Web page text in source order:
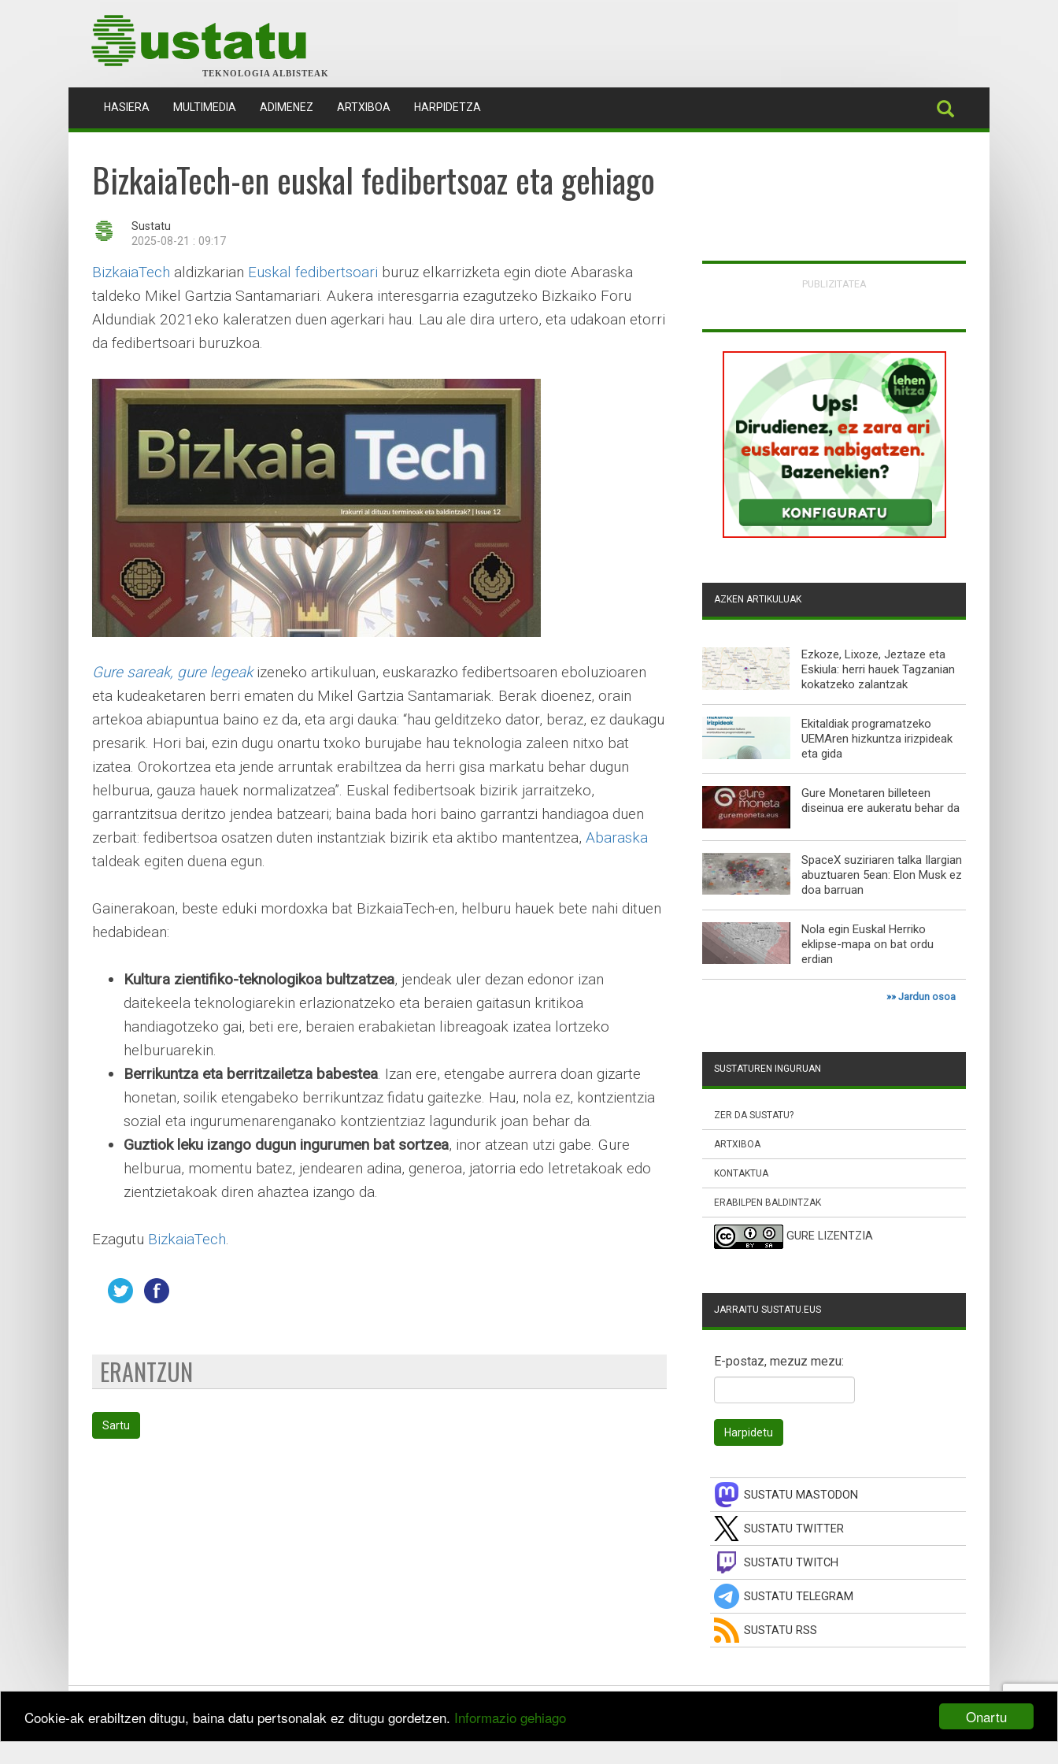
Onartu
Cookie-ak erabiltzen ditugu, baina datu pertsonalak ez ditugu gordetzen. Informazio gehiago
TEKNOLOGIA ALBISTEAK
HASIERA (CURRENT)
MULTIMEDIA ADIMENEZ ARTXIBOA HARPIDETZA
BizkaiaTech-en euskal fedibertsoaz eta gehiago
Sustatu
2025-08-21 : 09:17
BizkaiaTech aldizkarian Euskal fedibertsoari buruz elkarrizketa egin diote Abaraska
taldeko Mikel Gartzia Santamariari. Aukera interesgarria ezagutzeko Bizkaiko Foru
Aldundiak 2021eko kaleratzen duen agerkari hau. Lau ale dira urtero, eta udakoan etorri
da fedibertsoari buruzkoa.
Gure sareak, gure legeakizeneko artikuluan, euskarazko fedibertsoaren eboluzioaren
eta kudeaketaren berri ematen du Mikel Gartzia Santamariak. Berak dioenez, orain
artekoa abiapuntua baino ez da, eta argi dauka: “hau gelditzeko dator, beraz, ez daukagu
presarik. Hori bai, ezin dugu onartu txoko burujabe hau teknologia zaleen nitxo bat
izatea. Orokortzea eta jende arruntak erabiltzea da herri gisa markatu behar dugun
helburua, gauza hauek normalizatzea”. Euskal fedibertsoak bizirik jarraitzeko,
garrantzitsua deritzo jendea batzeari; baina bada hori baino garrantzi handiagoa duen
zerbait: fedibertsoa osatzen duten instantziak bizirik eta aktibo mantentzea, Abaraska
taldeak egiten duena egun.
Gainerakoan, beste eduki mordoxka bat BizkaiaTech-en, helburu hauek bete nahi dituen
hedabidean:
Kultura zientifiko-teknologikoa bultzatzea, jendeak uler dezan edonor izan
daitekeela teknologiarekin erlazionatzeko eta beraien gaitasun kritikoa
handiagotzeko gai, beti ere, beraien erabakietan libreagoak izatea lortzeko
helburuarekin.
Berrikuntza eta berritzailetza babestea. Izan ere, etengabe aurrera doan gizarte
honetan, soilik etengabeko berrikuntzaz fidatu gaitezke. Hau, nola ez, kontzientzia
sozial eta ingurumenarenganako kontzientziaz lagundurik joan behar da.
Guztiok leku izango dugun ingurumen bat sortzea, inor atzean utzi gabe. Gure
helburua, momentu batez, jendearen adina, generoa, jatorria edo letretakoak edo
zientzietakoak diren ahaztea izango da.
Ezagutu BizkaiaTech.
ERANTZUN
Sartu
PUBLIZITATEA
AZKEN ARTIKULUAK
Ezkoze, Lixoze, Jeztaze eta
Eskiula: herri hauek Tagzanian
kokatzeko zalantzak
Ekitaldiak programatzeko
UEMAren hizkuntza irizpideak
eta gida
Gure Monetaren billeteen
diseinua ere aukeratu behar da
SpaceX suziriaren talka Ilargian
abuztuaren 5ean: Elon Musk ez
doa barruan
Nola egin Euskal Herriko
eklipse-mapa on bat ordu
erdian
»»Jardun osoa
SUSTATUREN INGURUAN
ZER DA SUSTATU?
ARTXIBOA
KONTAKTUA
ERABILPEN BALDINTZAK
GURE LIZENTZIA
JARRAITU SUSTATU.EUS
E-postaz, mezuz mezu:
SUSTATU MASTODON
SUSTATU TWITTER
SUSTATU TWITCH
SUSTATU TELEGRAM
SUSTATU RSS